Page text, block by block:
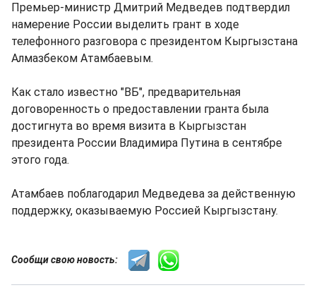
Премьер-министр Дмитрий Медведев подтвердил
намерение России выделить грант в ходе
телефонного разговора с президентом Кыргызстана
Алмазбеком Атамбаевым.
Как стало известно "ВБ", предварительная
договоренность о предоставлении гранта была
достигнута во время визита в Кыргызстан
президента России Владимира Путина в сентябре
этого года.
Атамбаев поблагодарил Медведева за действенную
поддержку, оказываемую Россией Кыргызстану.
Сообщи свою новость: